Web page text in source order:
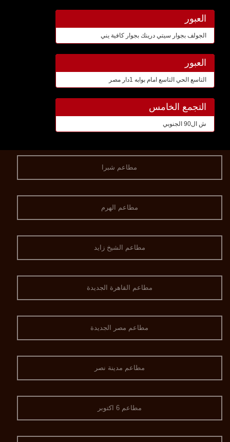
العبور
الجولف بجوار سيتي درينك بجوار كافية يني
العبور
التاسع الحي التاسع امام بوابه 1دار مصر
التجمع الخامس
ش ال90 الجنوبي
مطاعم شبرا
مطاعم الهرم
مطاعم الشيخ زايد
مطاعم القاهرة الجديدة
مطاعم مصر الجديدة
مطاعم مدينة نصر
مطاعم 6 اكتوبر